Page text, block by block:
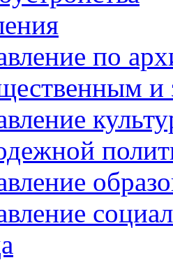
по
и